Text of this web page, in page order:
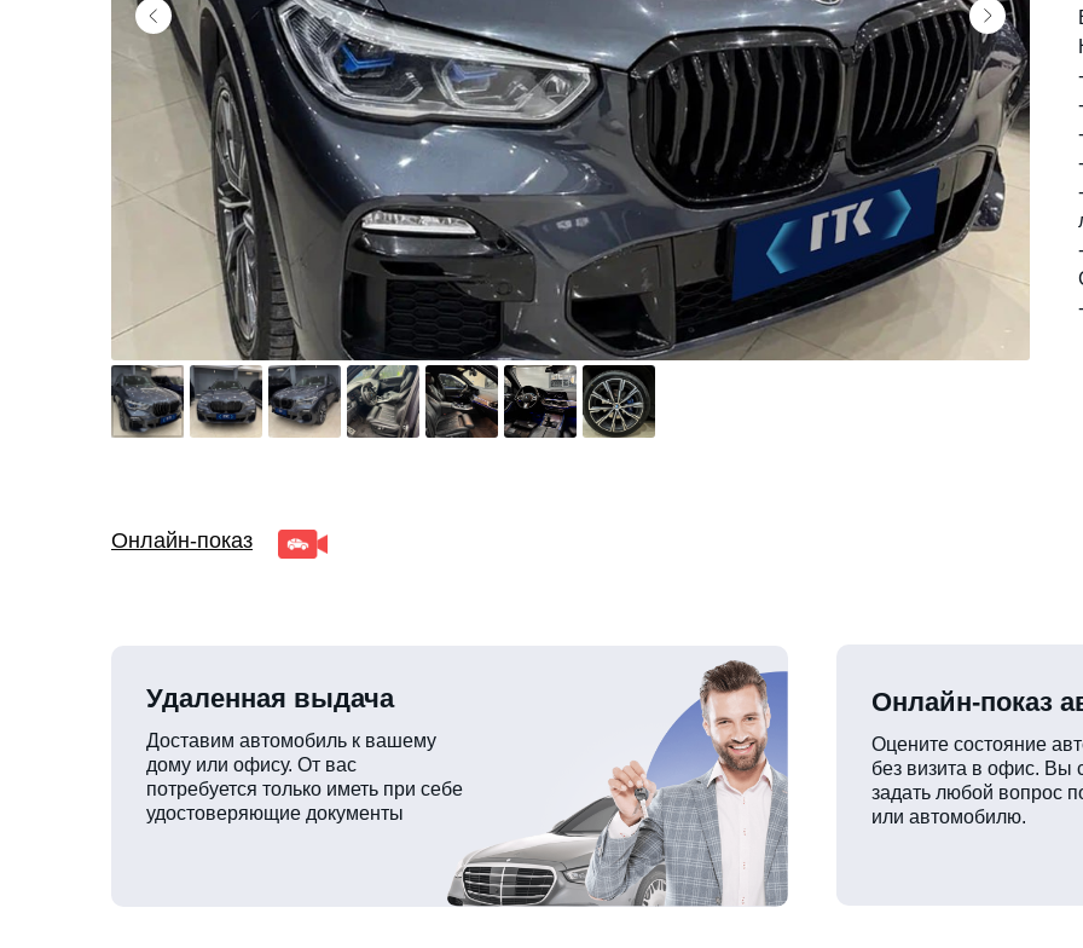
Онлайн-показ
Доставим автомобиль к вашему
дому или офису. От вас
потребуется только иметь при себе
удостоверяющие документы
Оцените состояние
без визита в офис. Вы
задать любой вопрос
или автомобилю.
Удаленная выдача Онлайн-показ